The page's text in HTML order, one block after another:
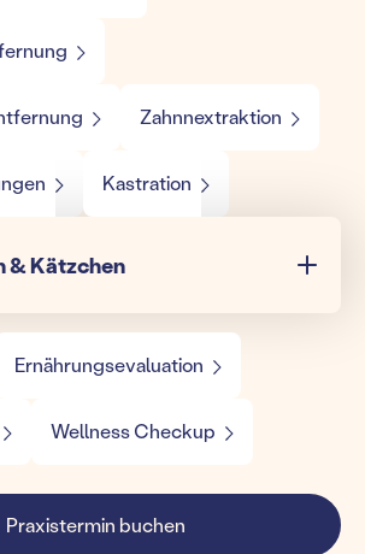
Zahnnextraktion
Kastration
& Kätzchen
Ernährungsevaluation
Wellness Checkup
Praxistermin buchen